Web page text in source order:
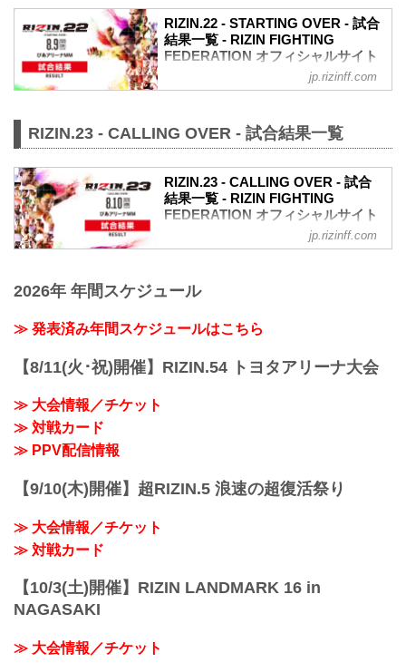
1R 4分31秒 TKO（レフェリーストップ：
グラウンドキック）
入場
ROUND 1
ともにオーソドックスで朝倉が鋭いジャ
ブを飛ばす。朝倉の左ボディフックに扇
朝倉はしかし左ハイを放って当てる。朝
倉はジャブで様子を見て踏み込んでのヒ
ザを放つ。扇久保はこれをキャッチせん
とするが、朝倉が足を引く。
朝倉はボディフックを多...
RIZIN.22 - STARTING OVER - 試合
結果一覧 - RIZIN FIGHTING
FEDERATION オフィシャルサイト
第9試合／スペシャルワンマッチ 矢地祐
（LOSE）矢地祐介 vs. ホベルト・サト
シ・ソウザ（WIN）
1R 1分52秒 TKO（レフェリーストップ：
グラウンドパンチ）
試合結果詳細
第8試合／スペシャルワンマッチ 浜崎朱
RIZIN 女子MMAルール：5分
※肘あり
2R 1分26秒 S（タップアウト：アー...
jp.rizinff.com
RIZIN.23 - CALLING OVER - 試合結果一覧
RIZIN.23 - CALLING OVER - 試合
結果一覧 - RIZIN FIGHTING
FEDERATION オフィシャルサイト
第9試合／バンタム級タイトルマッチ 朝
※肘あり
1R 4分31秒 TKO（レフェリーストップ：
試合結果詳細
第8試合／スペシャルワンマッチ 元谷友
3R 2分19秒 S（タップアウト：フロン...
jp.rizinff.com
2026年 年間スケジュール
≫ 発表済み年間スケジュールはこちら
【8/11(火･祝)開催】RIZIN.54 トヨタアリーナ大会
≫ 大会情報／チケット
≫ 対戦カード
≫ PPV配信情報
【9/10(木)開催】超RIZIN.5 浪速の超復活祭り
≫ 大会情報／チケット
≫ 対戦カード
【10/3(土)開催】RIZIN LANDMARK 16 in
NAGASAKI
≫ 大会情報／チケット